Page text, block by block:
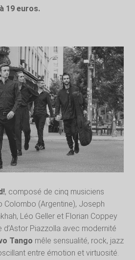
19 euros.
, composé de cinq musiciens
Colombo (Argentine), Joseph
Léo Geller et Florian Coppey
Piazzolla avec modernité
Tango mêle sensualité, rock, jazz
entre émotion et virtuosité.